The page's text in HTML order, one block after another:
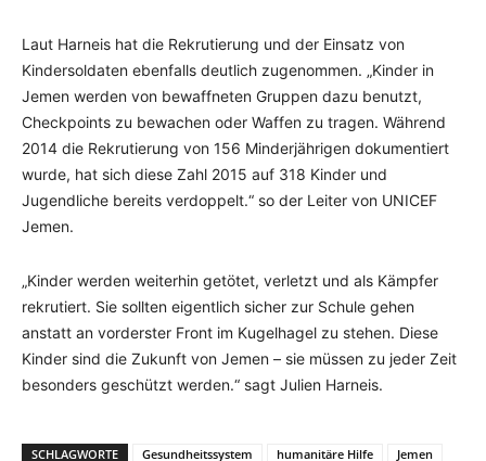
Laut Harneis hat die Rekrutierung und der Einsatz von
Kindersoldaten ebenfalls deutlich zugenommen. „Kinder in
Jemen werden von bewaffneten Gruppen dazu benutzt,
Checkpoints zu bewachen oder Waffen zu tragen. Während
2014 die Rekrutierung von 156 Minderjährigen dokumentiert
wurde, hat sich diese Zahl 2015 auf 318 Kinder und
Jugendliche bereits verdoppelt.“ so der Leiter von UNICEF
Jemen.
„Kinder werden weiterhin getötet, verletzt und als Kämpfer
rekrutiert. Sie sollten eigentlich sicher zur Schule gehen
anstatt an vorderster Front im Kugelhagel zu stehen. Diese
Kinder sind die Zukunft von Jemen – sie müssen zu jeder Zeit
besonders geschützt werden.“ sagt Julien Harneis.
SCHLAGWORTE Gesundheitssystem humanitäre Hilfe
Jemen